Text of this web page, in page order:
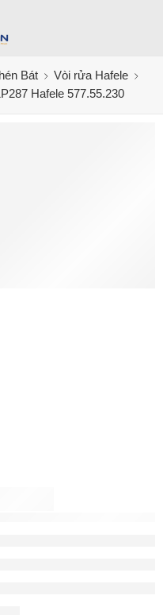
Bát
Vòi rửa Hafele
Hafele 577.55.230